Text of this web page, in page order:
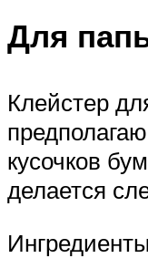
Для
Клейстер
кусочков
делается